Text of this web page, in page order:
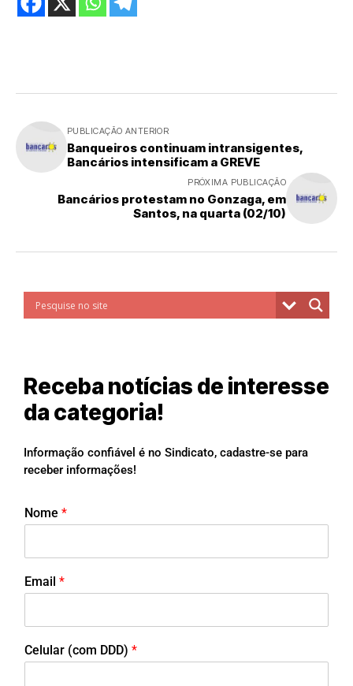
PUBLICAÇÃO ANTERIOR
Banqueiros continuam intransigentes,
Bancários intensificam a GREVE
PRÓXIMA PUBLICAÇÃO
Bancários protestam no Gonzaga, em
Santos, na quarta (02/10)
Receba notícias de interesse
da categoria!
Informação confiável é no Sindicato, cadastre-se para
receber informações!
Nome *
Email *
Celular (com DDD) *